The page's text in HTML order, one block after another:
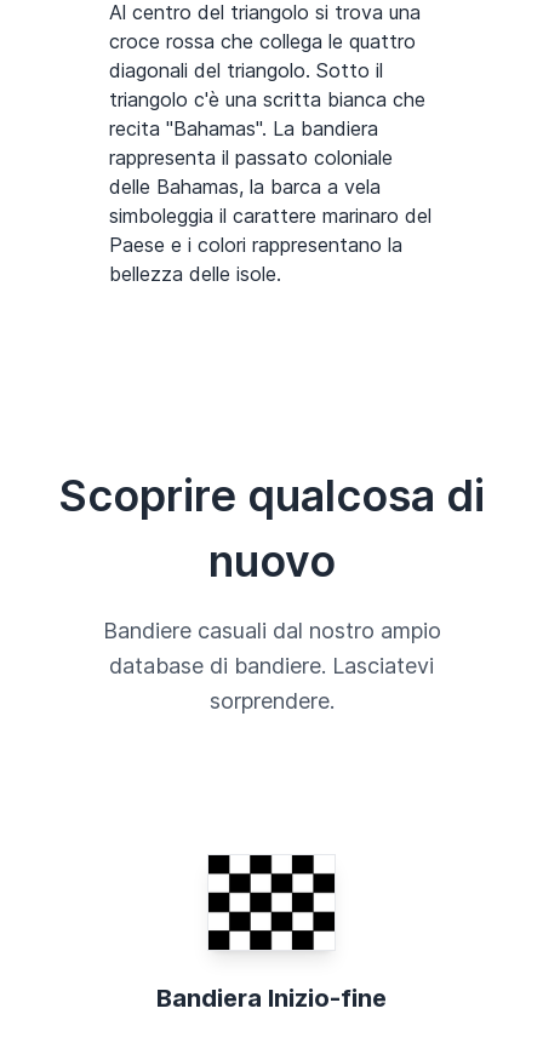
Al centro del triangolo si trova una
croce rossa che collega le quattro
diagonali del triangolo. Sotto il
triangolo c'è una scritta bianca che
recita "Bahamas". La bandiera
rappresenta il passato coloniale
delle Bahamas, la barca a vela
simboleggia il carattere marinaro del
Paese e i colori rappresentano la
bellezza delle isole.
Scoprire qualcosa di
nuovo
Bandiere casuali dal nostro ampio
database di bandiere. Lasciatevi
sorprendere.
Bandiera Inizio-fine